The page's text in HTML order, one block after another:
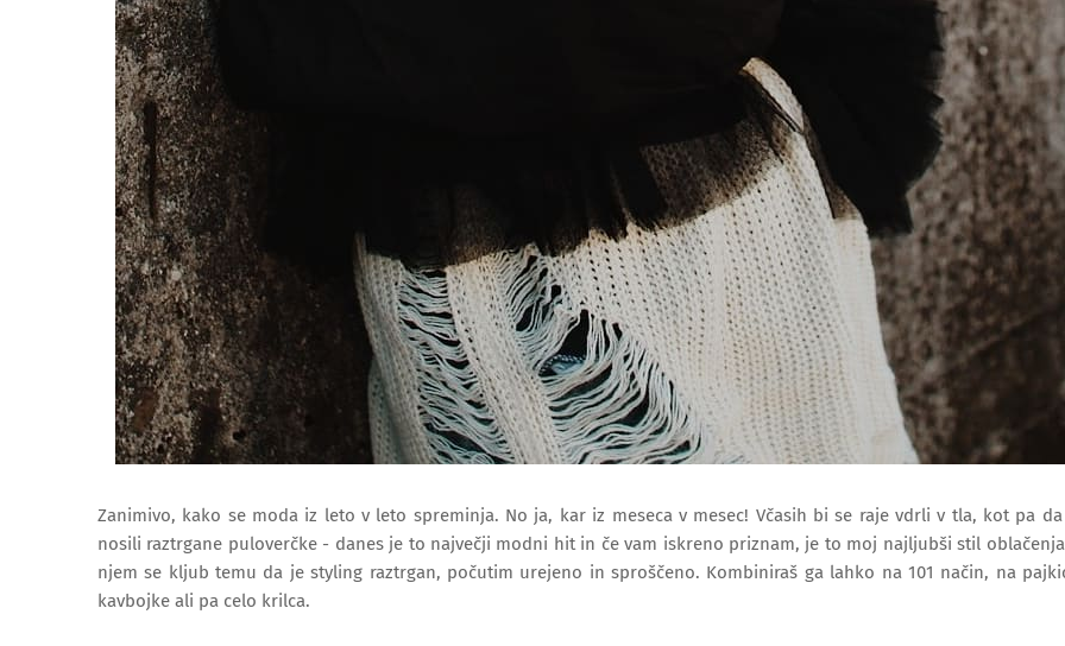
Zanimivo, kako se moda iz leto v leto spreminja. No ja, kar iz meseca v mesec! Včasih bi se raje vdrli v tla, kot pa
nosili raztrgane puloverčke - danes je to največji modni hit in če vam iskreno priznam, je to moj najljubši stil
njem se kljub temu da je styling raztrgan, počutim urejeno in sproščeno. Kombiniraš ga lahko na 101 način, na
kavbojke ali pa celo krilca.